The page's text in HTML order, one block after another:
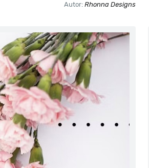
Autor: Rhonna Designs